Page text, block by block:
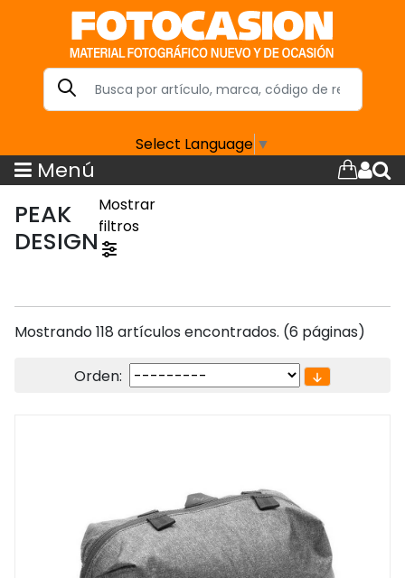
Select Language ▼
Menú
PEAK
DESIGN
Mostrar
filtros
Mostrando 118 artículos encontrados. (6 páginas)
Orden: